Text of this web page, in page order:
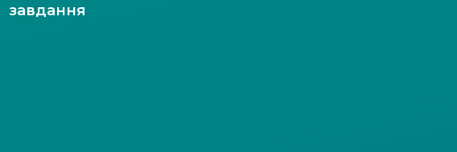
завдання